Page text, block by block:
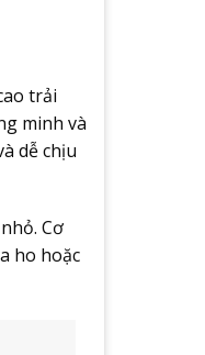
trải
minh và
dễ chịu
Cơ
ho hoặc